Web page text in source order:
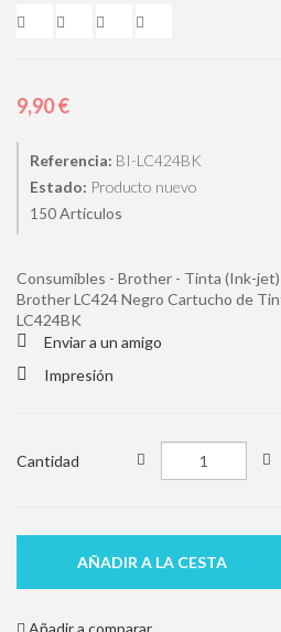
9,90 €
Referencia: BI-LC424BK
Estado: Producto nuevo
150Artículos
Consumibles - Brother - Tinta (Ink-
Brother LC424 Negro Cartucho de
LC424BK
Enviar a un amigo
Impresión
Cantidad
AÑADIR A LA CESTA